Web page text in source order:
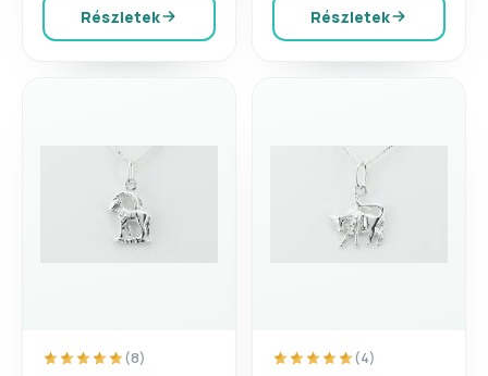
Részletek Részletek
(8) (4)